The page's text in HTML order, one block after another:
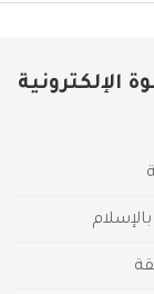
الإلكترونية